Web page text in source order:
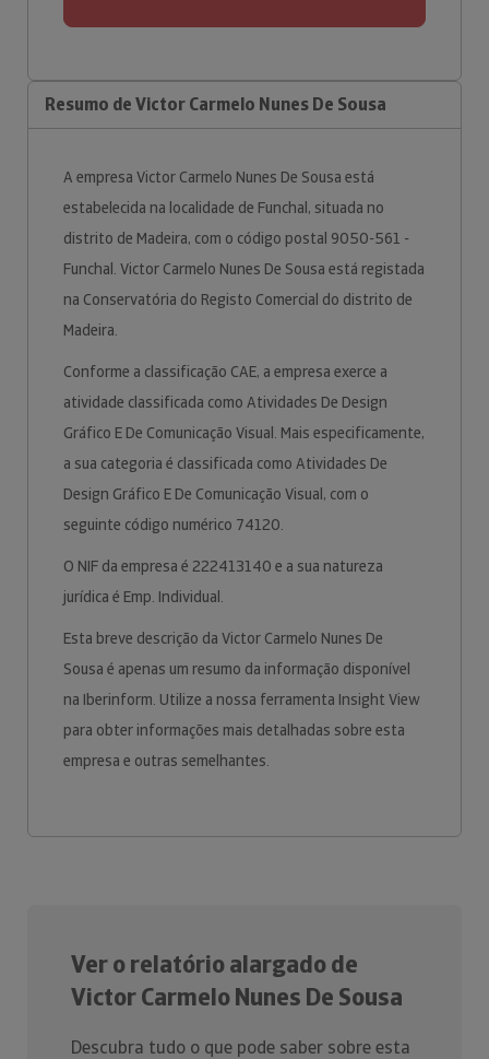
Resumo de Victor Carmelo Nunes De Sousa
A empresa Victor Carmelo Nunes De Sousa está
estabelecida na localidade de Funchal, situada no
distrito de Madeira, com o código postal 9050-561 -
Funchal. Victor Carmelo Nunes De Sousa está registada
na Conservatória do Registo Comercial do distrito de
Madeira.
Conforme a classificação CAE, a empresa exerce a
atividade classificada como Atividades De Design
Gráfico E De Comunicação Visual. Mais especificamente,
a sua categoria é classificada como Atividades De
Design Gráfico E De Comunicação Visual, com o
seguinte código numérico 74120.
O NIF da empresa é 222413140 e a sua natureza
jurídica é Emp. Individual.
Esta breve descrição da Victor Carmelo Nunes De
Sousa é apenas um resumo da informação disponível
na Iberinform. Utilize a nossa ferramenta Insight View
para obter informações mais detalhadas sobre esta
empresa e outras semelhantes.
Ver o relatório alargado de
Victor Carmelo Nunes De Sousa
Descubra tudo o que pode saber sobre esta